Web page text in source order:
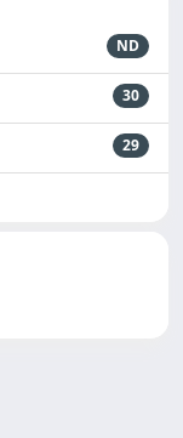
ND
30
29